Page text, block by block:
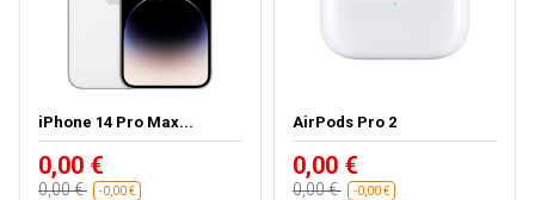
iPhone 14 Pro Max...
0,00 €
0,00 € -0,00 €
AirPods Pro 2
0,00 €
0,00 € -0,00 €